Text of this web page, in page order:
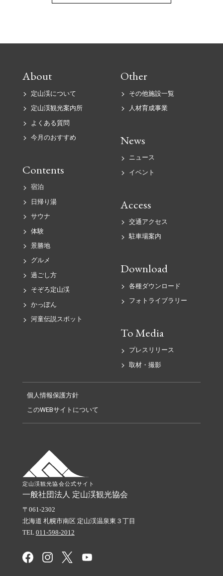
About
定山渓について
定山渓観光案内所
よくある質問
今月のおすすめ
News
ニュース
イベント
Access
交通アクセス
駐車場案内
Contents
宿泊
日帰り湯
サウナ
体験
景勝地
グルメ
過ごし方
そぞろ定山渓
かっぽん
河童伝説スポット
Download
各種ダウンロード
フォトライブラリー
To Media
プレスリリース
取材・撮影
Other
その他施設一覧
人材育成事業
個人情報保護方針
このWEBサイトについて
定山渓観光協会公式サイト
一般社団法人 定山渓観光協会
061-2302
北海道 札幌市南区 定山渓温泉東３丁目
TEL 011-598-2012